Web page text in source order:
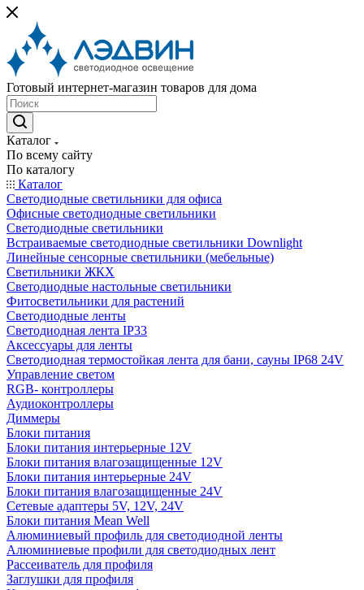
Готовый интернет-магазин товаров для дома
Каталог
По всему сайту
По каталогу
Каталог
Светодиодные светильники для офиса
Офисные светодиодные светильники
Светодиодные светильники
Встраиваемые светодиодные светильники Downlight
Линейные сенсорные светильники (мебельные)
Светильники ЖКХ
Светодиодные настольные светильники
Фитосветильники для растений
Светодиодные ленты
Светодиодная лента IP33
Аксессуары для ленты
Светодиодная термостойкая лента для бани, сауны IP68 24V
Управление светом
RGB- контроллеры
Аудиоконтроллеры
Диммеры
Блоки питания
Блоки питания интерьерные 12V
Блоки питания влагозащищенные 12V
Блоки питания интерьерные 24V
Блоки питания влагозащищенные 24V
Сетевые адаптеры 5V, 12V, 24V
Блоки питания Mean Well
Алюминиевый профиль для светодиодной ленты
Алюминиевые профили для светодиодных лент
Рассеиватель для профиля
Заглушки для профиля